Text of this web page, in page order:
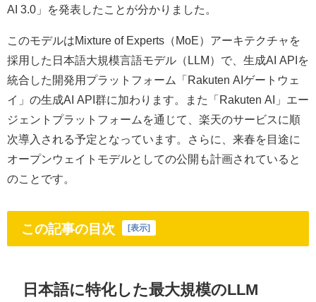
AI 3.0」を発表したことが分かりました。
このモデルはMixture of Experts（MoE）アーキテクチャを
採用した日本語大規模言語モデル（LLM）で、生成AI APIを
統合した開発用プラットフォーム「Rakuten AIゲートウェ
イ」の生成AI API群に加わります。また「Rakuten AI」エー
ジェントプラットフォームを通じて、楽天のサービスに順
次導入される予定となっています。さらに、来春を目途に
オープンウェイトモデルとしての公開も計画されていると
のことです。
この記事の目次 [表示]
日本語に特化した最大規模のLLM